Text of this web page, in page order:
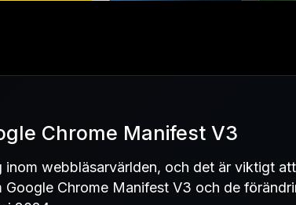
Chrome Manifest V3
webbläsarvärlden, och det är viktigt
Chrome Manifest V3 och de